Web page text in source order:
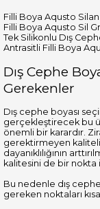
Filli Boya Aqusto Silan
Filli Boya Aqusto Sil
Tek Silikonlu Dış
Antrasitli Filli Boya
Dış Cephe
Gerekenler
Dış cephe boyası
gerçekleştirecek bu
önemli bir karardır.
gerektirmeyen kaliteli
dayanıklılığının
kalitesini de bir nokta
Bu nedenle dış
gereken noktaları